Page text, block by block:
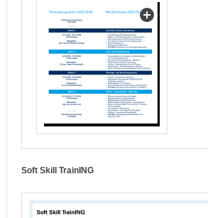
Soft Skill TrainING